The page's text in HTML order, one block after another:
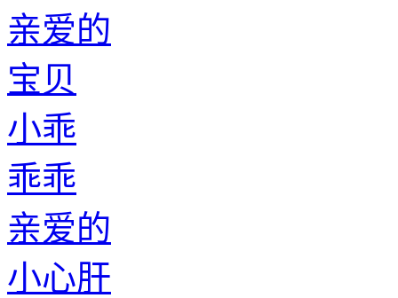
亲爱的
宝贝
小乖
乖乖
亲爱的
小心肝